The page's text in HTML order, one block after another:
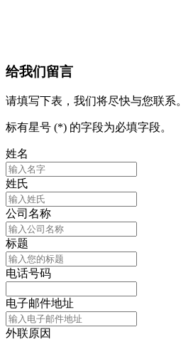
给我们留言
请填写下表，我们将尽快与您联系。
标有星号 (*) 的字段为必填字段。
姓名
姓氏
公司名称
标题
电话号码
电子邮件地址
外联原因